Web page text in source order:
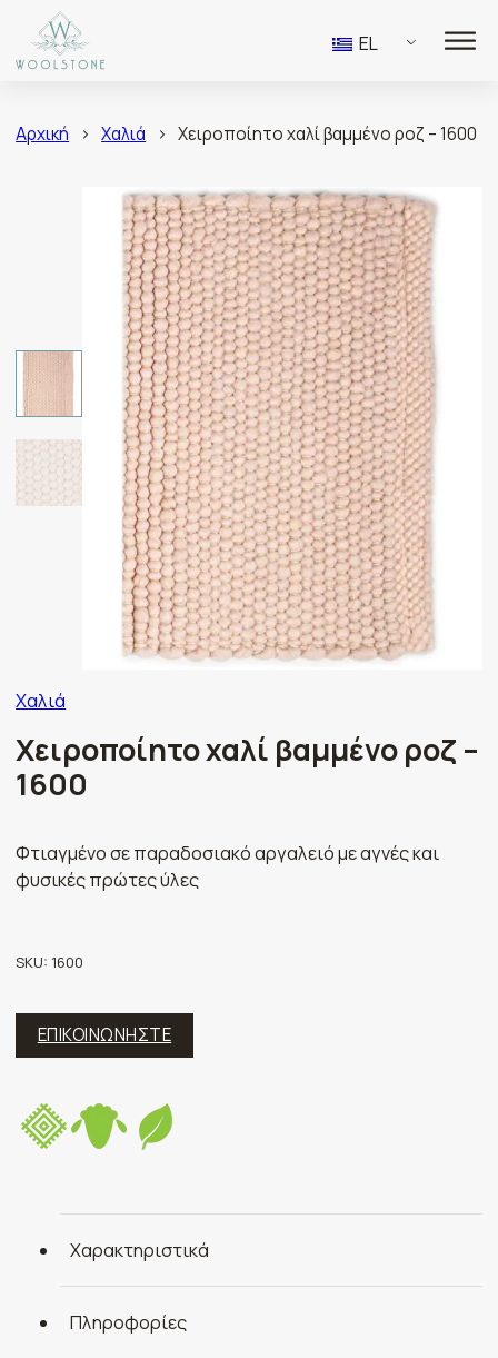
EL
Αρχική > Χαλιά > Χειροποίητο χαλί βαμμένο ροζ – 1600
Χαλιά
Χειροποίητο χαλί βαμμένο ροζ –
1600
Φτιαγμένο σε παραδοσιακό αργαλειό με αγνές και
φυσικές πρώτες ύλες
SKU: 1600
ΕΠΙΚΟΙΝΩΝΗΣΤΕ
Χαρακτηριστικά
Πληροφορίες